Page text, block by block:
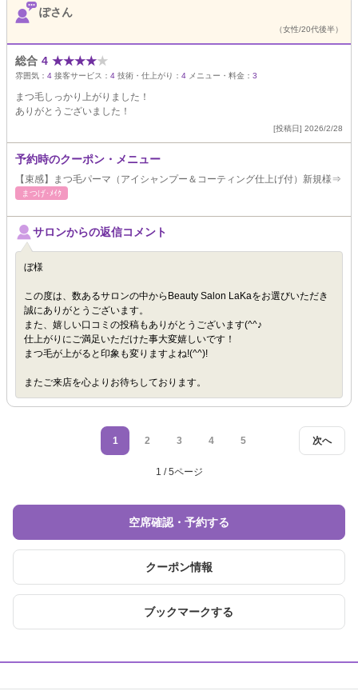
ぽさん
（女性/20代後半）
総合 4 ★★★★★
雰囲気： 4 接客サービス： 4 技術・仕上がり： 4 メニュー・料金： 3
まつ毛しっかり上がりました！
ありがとうございました！
[投稿日] 2026/2/28
予約時のクーポン・メニュー
【束感】まつ毛パーマ（アイシャンプー＆コーティング仕上げ付）新規様⇒
まつげ･ﾒｲｸ
サロンからの返信コメント
ぼ様
この度は、数あるサロンの中からBeauty Salon LaKaをお選びいただき
誠にありがとうございます。
また、嬉しい口コミの投稿もありがとうございます(^^♪
仕上がりにご満足いただけた事大変嬉しいです！
まつ毛が上がると印象も変りますよね!(^^)!
またご来店を心よりお待ちしております。
次へ
1 2 3 4 5
1 / 5ページ
空席確認・予約する
クーポン情報
ブックマークする